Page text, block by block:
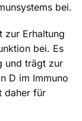
bei.
zur Erhaltung
bei. Es
und trägt zur
D im Immuno
daher für